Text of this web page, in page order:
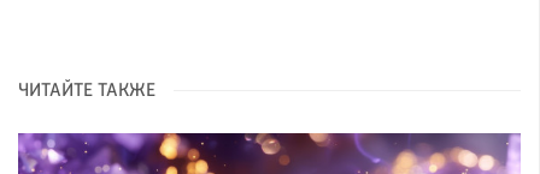
ЧИТАЙТЕ ТАКЖЕ